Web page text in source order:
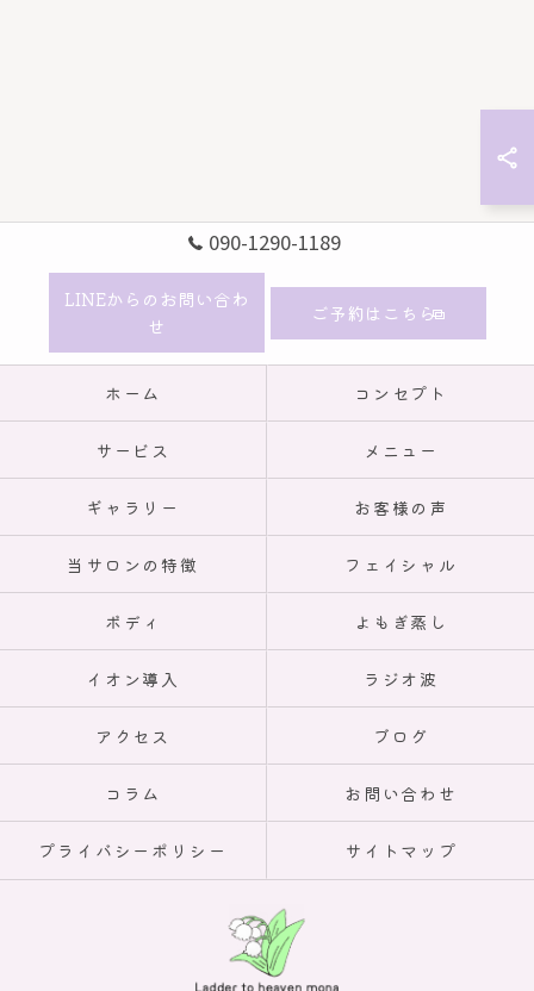
090-1290-1189
LINEからのお問い合わ
せ
ご予約はこちら
ホーム コンセプト
サービス メニュー
ギャラリー お客様の声
当サロンの特徴 フェイシャル
ボディ よもぎ蒸し
イオン導入 ラジオ波
アクセス ブログ
コラム お問い合わせ
プライバシーポリシー サイトマップ